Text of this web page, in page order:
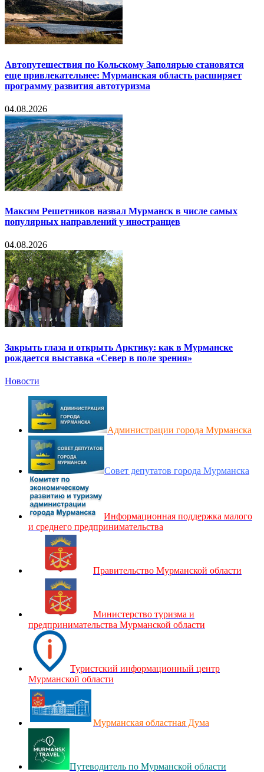
Автопутешествия по Кольскому Заполярью становятся
еще привлекательнее: Мурманская область расширяет
программу развития автотуризма
04.08.2026
Максим Решетников назвал Мурманск в числе самых
популярных направлений у иностранцев
04.08.2026
Закрыть глаза и открыть Арктику: как в Мурманске
рождается выставка «Север в поле зрения»
Новости
Администрации города Мурманска
Совет депутатов города Мурманска
Информационная поддержка малого
и среднего предпринимательства
Правительство Мурманской области
Министерство туризма и
предпринимательства Мурманской области
Туристский информационный центр
Мурманской области
Мурманская областная Дума
Путеводитель по Мурманской области